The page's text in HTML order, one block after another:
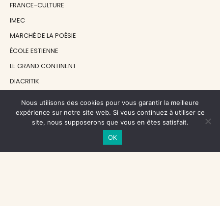
FRANCE-CULTURE
IMEC
MARCHÉ DE LA POÉSIE
ÉCOLE ESTIENNE
LE GRAND CONTINENT
DIACRITIK
NOS SOUTIENS
CENTRE NATIONAL DU LIVRE
Nous utilisons des cookies pour vous garantir la meilleure
expérience sur notre site web. Si vous continuez à utiliser ce
site, nous supposerons que vous en êtes satisfait.
OK